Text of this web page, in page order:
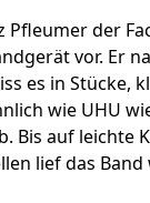
Pfleumer der
vor. Er
es in Stücke,
wie UHU
Bis auf leichte
lief das Band